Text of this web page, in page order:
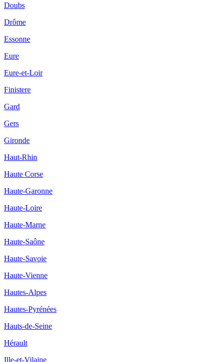
Doubs
Drôme
Essonne
Eure
Eure-et-Loir
Finistere
Gard
Gers
Gironde
Haut-Rhin
Haute Corse
Haute-Garonne
Haute-Loire
Haute-Marne
Haute-Saône
Haute-Savoie
Haute-Vienne
Hautes-Alpes
Hautes-Pyrénées
Hauts-de-Seine
Hérault
Ille-et-Vilaine